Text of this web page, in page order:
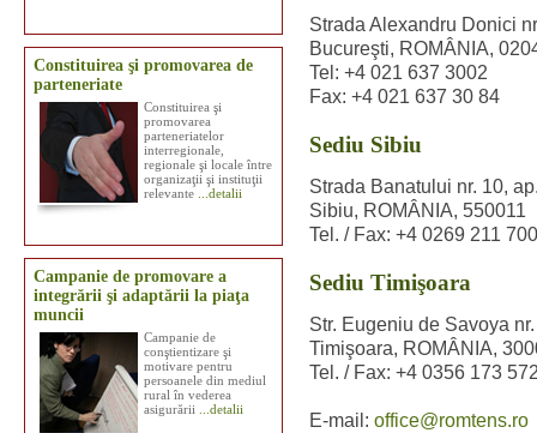
Constituirea şi promovarea de
parteneriate
Constituirea şi
promovarea
parteneriatelor
interregionale,
regionale şi locale între
organizaţii şi instituţii
relevante
...detalii
Campanie de promovare a
integrării şi adaptării la piaţa
muncii
Campanie de
conştientizare şi
motivare pentru
persoanele din mediul
rural în vederea
asigurării
...detalii
Strada Alexandru Donici
Bucureşti, ROMÂNIA,
Tel: +4 021 637 3002
Fax: +4 021 637 30 84
Sediu Sibiu
Strada Banatului nr. 10,
Sibiu, ROMÂNIA, 550011
Tel. / Fax: +4 0269 211 700
Sediu Timişoara
Str. Eugeniu de Savoya
Timişoara, ROMÂNIA,
Tel. / Fax: +4 0356 173
E-mail: office@romtens.ro